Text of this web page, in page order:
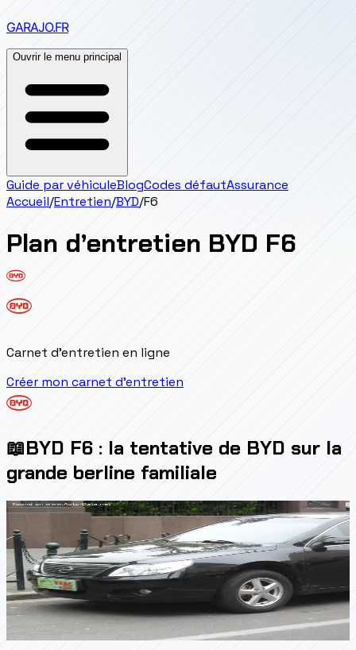
GARAJO.FR
Ouvrir le menu principal
Guide par véhiculeBlogCodes défautAssurance
Accueil/Entretien/BYD/F6
Plan d’entretien BYD F6
Carnet d'entretien en ligne
Créer mon carnet d'entretien
📖BYD F6 : la tentative de BYD sur la
grande berline familiale